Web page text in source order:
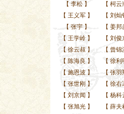
【 李松】 【 柯云
【 王义军】 【 刘灿
【 张宇】 【 姜邦
【 王学岭】 【 刘俊
【 徐云叔 】 【 曾锦
【 陈海良 】 【 徐利
【 施恩波】 【 张羽
【 张世刚 】 【 徐右
【 刘京闻 】 【 杨科
【 张旭光】 【 薛夫